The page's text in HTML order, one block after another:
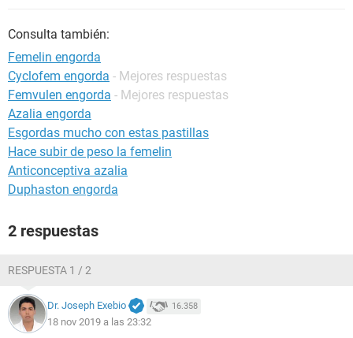
Consulta también:
Femelin engorda
Cyclofem engorda - Mejores respuestas
Femvulen engorda - Mejores respuestas
Azalia engorda
Esgordas mucho con estas pastillas
Hace subir de peso la femelin
Anticonceptiva azalia
Duphaston engorda
2 respuestas
RESPUESTA 1 / 2
Dr. Joseph Exebio 16.358
18 nov 2019 a las 23:32